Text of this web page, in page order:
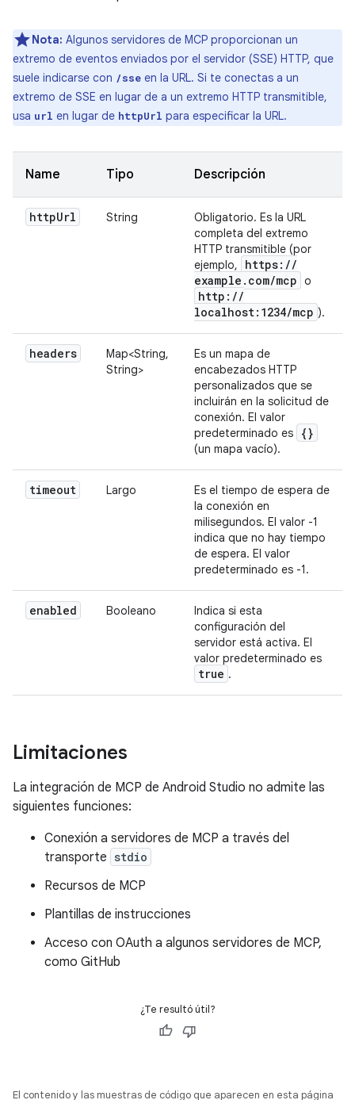
Nota: Algunos servidores de MCP proporcionan un
extremo de eventos enviados por el servidor (SSE) HTTP, que
suele indicarse con /sse en la URL. Si te conectas a un
extremo de SSE en lugar de a un extremo HTTP transmitible,
usa url en lugar de httpUrl para especificar la URL.
Name Tipo Descripción
httpUrl String
Obligatorio. Es la URL
completa del extremo
HTTP transmitible (por
ejemplo,
https: //
example . com/mcp o
http: //
localhost:1234/mcp ).
headers
Map<String,
String>
Es un mapa de
encabezados HTTP
personalizados que se
incluirán en la solicitud de
conexión. El valor
predeterminado es
{}
(un mapa vacío).
timeout Largo
Es el tiempo de espera de
la conexión en
milisegundos. El valor -1
indica que no hay tiempo
de espera. El valor
predeterminado es -1.
enabled Booleano
Indica si esta
configuración del
servidor está activa. El
valor predeterminado es
true .
Limitaciones
La integración de MCP de Android Studio no admite las
siguientes funciones:
Conexión a servidores de MCP a través del
transporte stdio
Recursos de MCP
Plantillas de instrucciones
Acceso con OAuth a algunos servidores de MCP,
como GitHub
¿Te resultó útil?
El contenido y las muestras de código que aparecen en esta página